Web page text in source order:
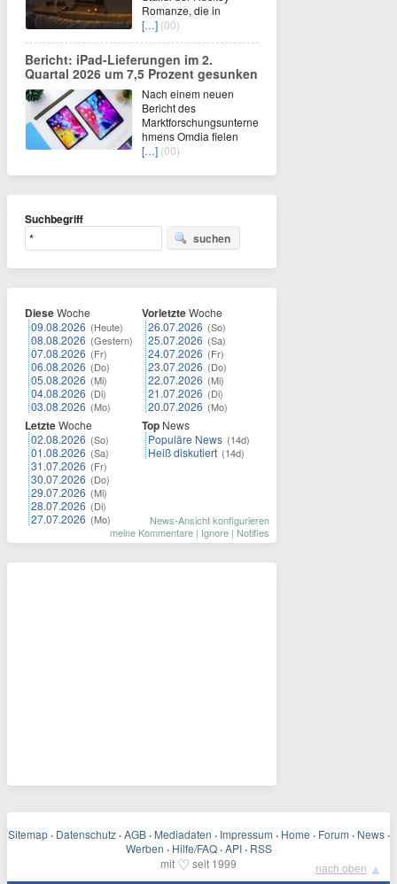
Romanze, die in
[…] (00)
Bericht: iPad-Lieferungen im 2.
Quartal 2026 um 7,5 Prozent gesunken
Nach einem neuen
Bericht des
Marktforschungsunterne
hmens Omdia fielen
[…] (00)
Suchbegriff
suchen
DieseWoche
09.08.2026 (Heute)
08.08.2026 (Gestern)
07.08.2026 (Fr)
06.08.2026 (Do)
05.08.2026 (Mi)
04.08.2026 (Di)
03.08.2026 (Mo)
LetzteWoche
02.08.2026 (So)
01.08.2026 (Sa)
31.07.2026 (Fr)
30.07.2026 (Do)
29.07.2026 (Mi)
28.07.2026 (Di)
27.07.2026 (Mo)
VorletzteWoche
26.07.2026 (So)
25.07.2026 (Sa)
24.07.2026 (Fr)
23.07.2026 (Do)
22.07.2026 (Mi)
21.07.2026 (Di)
20.07.2026 (Mo)
Top News
Populäre News (14d)
Heiß diskutiert (14d)
News-Ansicht konfigurieren
meine Kommentare | Ignore | Notifies
Sitemap · Datenschutz · AGB · Mediadaten · Impressum · Home · Forum · News ·
Werben · Hilfe/FAQ · API · RSS
mit ♡ seit 1999 nach oben ▲